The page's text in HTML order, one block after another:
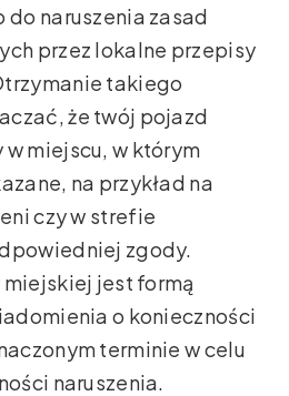
do naruszenia zasad
przez lokalne przepisy
takiego
że twój pojazd
w miejscu, w którym
na przykład na
czy w strefie
zgody.
jest formą
o konieczności
terminie w celu
naruszenia.